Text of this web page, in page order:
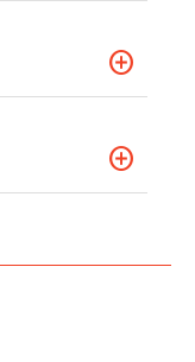
add_circle
add_circle